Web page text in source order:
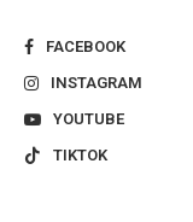
FACEBOOK
INSTAGRAM
YOUTUBE
TIKTOK